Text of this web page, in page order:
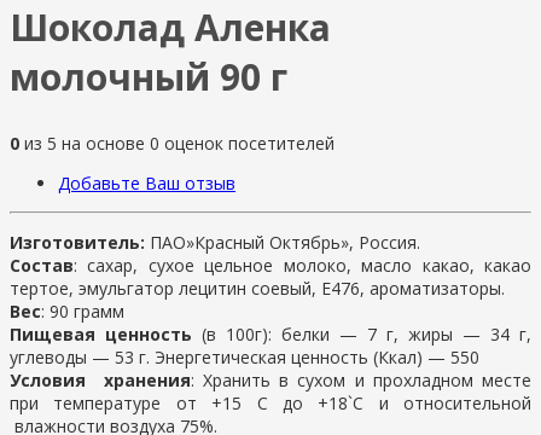
Шоколад Аленка
молочный 90 г
0 из 5 на основе 0 оценок посетителей
Добавьте Ваш отзыв
Изготовитель: ПАО»Красный Октябрь», Россия.
Состав: сахар, сухое цельное молоко, масло какао, какао
тертое, эмульгатор лецитин соевый, Е476, ароматизаторы.
Вес: 90 грамм
Пищевая ценность (в 100г): белки — 7 г, жиры — 34 г,
углеводы — 53 г. Энергетическая ценность (Ккал) — 550
Условия хранения: Хранить в сухом и прохладном месте
при температуре от +15 С до +18`С и относительной
влажности воздуха 75%.